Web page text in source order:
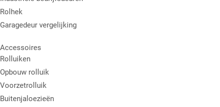
Rolhek
Garagedeur vergelijking
Accessoires
Rolluiken
Opbouw rolluik
Voorzetrolluik
Buitenjaloezieën